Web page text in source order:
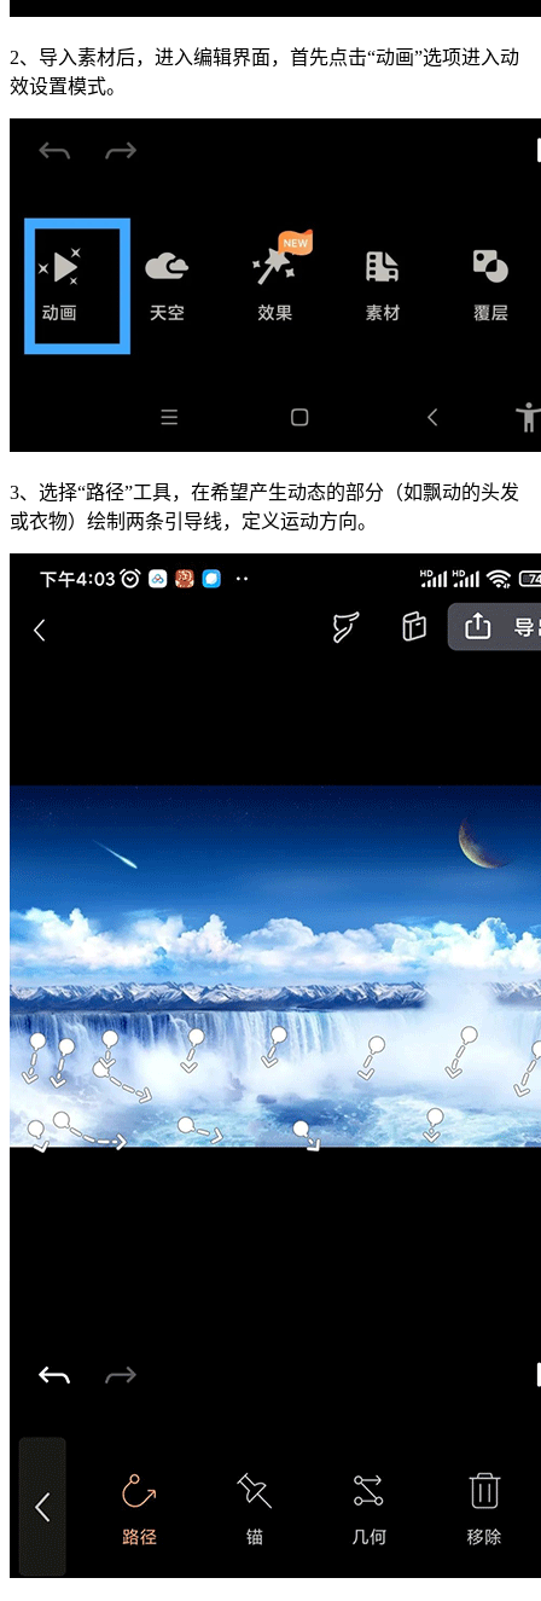
2、导入素材后，进入编辑界面，首先点击“动画”选项进入动
效设置模式。
3、选择“路径”工具，在希望产生动态的部分（如飘动的头发
或衣物）绘制两条引导线，定义运动方向。